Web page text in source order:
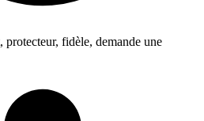
protecteur, fidèle, demande une